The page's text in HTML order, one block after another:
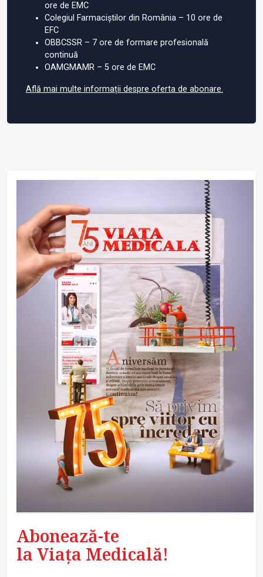
ore de EMC
Colegiul Farmaciștilor din România – 10 ore de
EFC
OBBCSSR – 7 ore de formare profesională
continuă
OAMGMAMR – 5 ore de EMC
Află mai multe informații despre oferta de abonare.
Abonează-te
la Viața Medicală!